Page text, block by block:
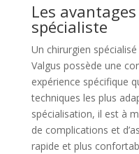
Les
spécialiste
Un chirurgien spécialisé
Valgus possède une
expérience spécifique
techniques les plus
spécialisation, il est à
de complications et
rapide et plus